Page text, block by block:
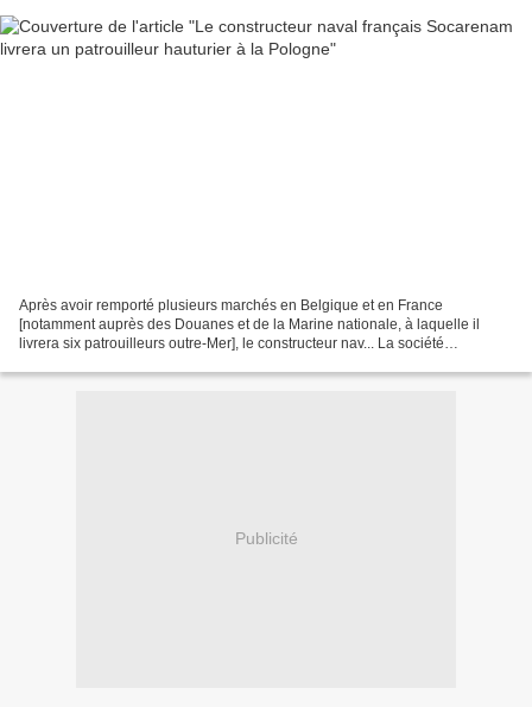
Après avoir remporté plusieurs marchés en Belgique et en France
[notamment auprès des Douanes et de la Marine nationale, à laquelle il
livrera six patrouilleurs outre-Mer], le constructeur nav... La société
Publicité